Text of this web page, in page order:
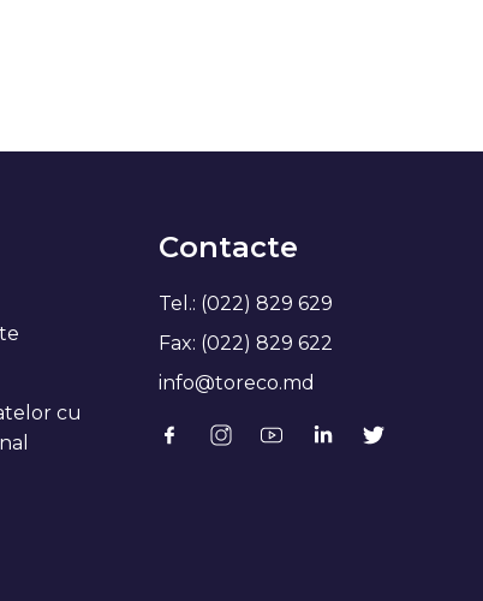
cu
Contacte
Tel.: (022) 829 629
Fax: (022) 829 622
info@toreco.md